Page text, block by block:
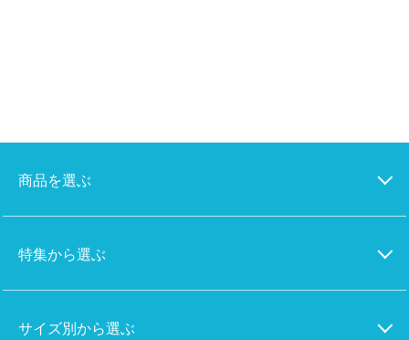
商品を選ぶ
特集から選ぶ
サイズ別から選ぶ